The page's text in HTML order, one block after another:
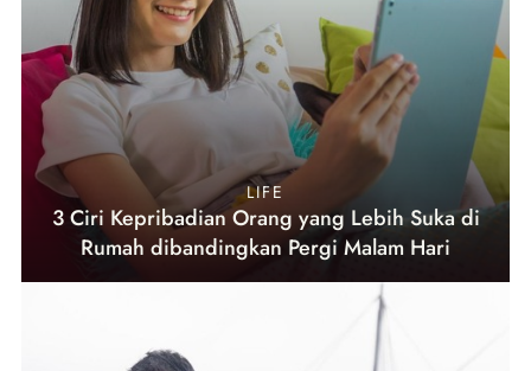
LIFE
3 Ciri Kepribadian Orang yang Lebih Suka di
Rumah dibandingkan Pergi Malam Hari